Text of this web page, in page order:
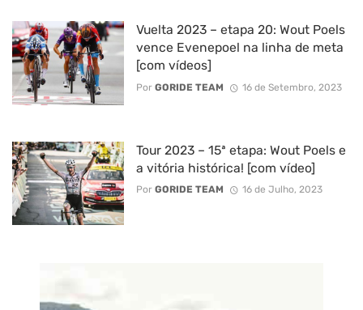
Vuelta 2023 – etapa 20: Wout Poels
vence Evenepoel na linha de meta
[com vídeos]
Por GORIDE TEAM 16 de Setembro, 2023
Tour 2023 – 15ª etapa: Wout Poels e
a vitória histórica! [com vídeo]
Por GORIDE TEAM 16 de Julho, 2023